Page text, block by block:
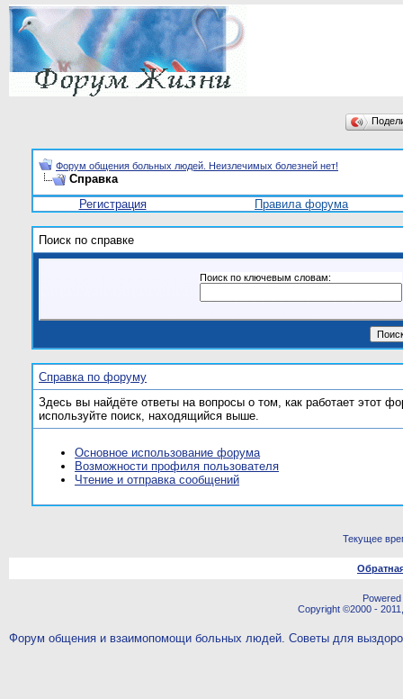
Форум общения больных людей. Неизлечимых болезней нет!
Справка
Регистрация
Правила форума
Поиск по справке
Поиск по ключевым словам:
Справка по форуму
Здесь вы найдёте ответы на вопросы о том, как работает этот
используйте поиск, находящийся выше.
Основное использование форума
Возможности профиля пользователя
Чтение и отправка сообщений
Текущее
Copyright ©2000 -
Форум общения и взаимопомощи больных людей. Советы для